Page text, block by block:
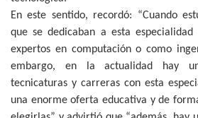
En este sentido, recordó: “Cuando
que se dedicaban a esta
expertos en computación o como
embargo, en la actualidad hay
tecnicaturas y carreras con esta
una enorme oferta educativa y de